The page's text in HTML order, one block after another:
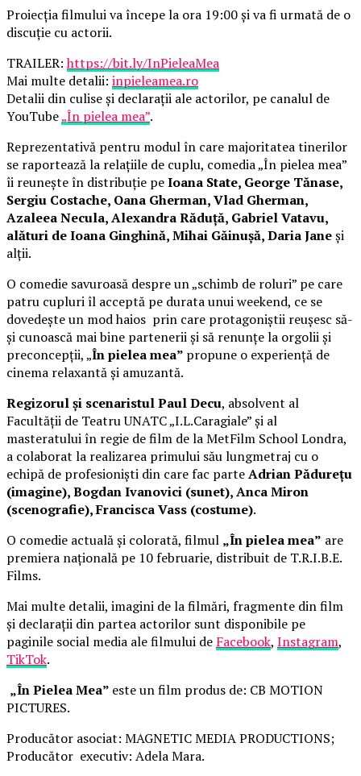
Proiecția filmului va începe la ora 19:00 și va fi urmată de o
discuție cu actorii.
TRAILER:https://bit.ly/InPieleaMea
Mai multe detalii: inpieleamea.ro
Detalii din culise și declarații ale actorilor, pe canalul de
YouTube„În pielea mea”.
Reprezentativă pentru modul în care majoritatea tinerilor
se raportează la relațiile de cuplu, comedia „În pielea mea”
îi reunește în distribuție peIoana State, George Tănase,
Sergiu Costache, Oana Gherman, Vlad Gherman,
Azaleea Necula, Alexandra Răduță, Gabriel Vatavu,
alături de Ioana Ginghină, Mihai Găinușă, Daria Janeși
alții.
O comedie savuroasă despre un „schimb de roluri” pe care
patru cupluri îl acceptă pe durata unui weekend, ce se
dovedește un mod haios prin care protagoniștii reușesc să-
și cunoască mai bine partenerii și să renunțe la orgolii și
preconcepții, „În pielea mea” propune o experiență de
cinema relaxantă și amuzantă.
Regizorul și scenaristul Paul Decu, absolvent al
Facultății de Teatru UNATC „I.L.Caragiale” și al
masteratului în regie de film de la MetFilm School Londra,
a colaborat la realizarea primului său lungmetraj cu o
echipă de profesioniști din care fac parteAdrian Pădurețu
(imagine), Bogdan Ivanovici (sunet), Anca Miron
(scenografie), Francisca Vass (costume).
O comedie actuală și colorată, filmul „În pielea mea” are
premiera națională pe 10 februarie, distribuit de T.R.I.B.E.
Films.
Mai multe detalii, imagini de la filmări, fragmente din film
și declarații din partea actorilor sunt disponibile pe
paginile social media ale filmului de Facebook, Instagram,
TikTok.
„În Pielea Mea” este un film produs de: CB MOTION
PICTURES.
Producător asociat: MAGNETIC MEDIA PRODUCTIONS;
Producător executiv: Adela Mara.